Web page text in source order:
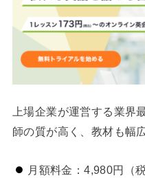
上場企業が運営する業界
師の質が高く、教材も幅
月額料金：4,980円（